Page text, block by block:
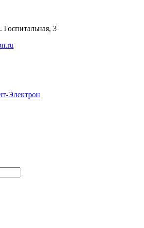
Госпитальная, 3